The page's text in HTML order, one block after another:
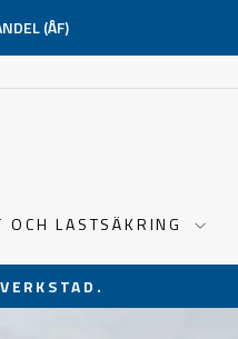
(ÅF)
OCH LASTSÄKRING